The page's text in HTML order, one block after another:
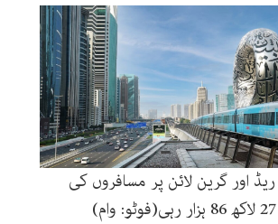
اور گرین لائن پر مسافروں کی